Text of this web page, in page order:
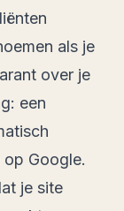
als je
over je
een
Google.
je site